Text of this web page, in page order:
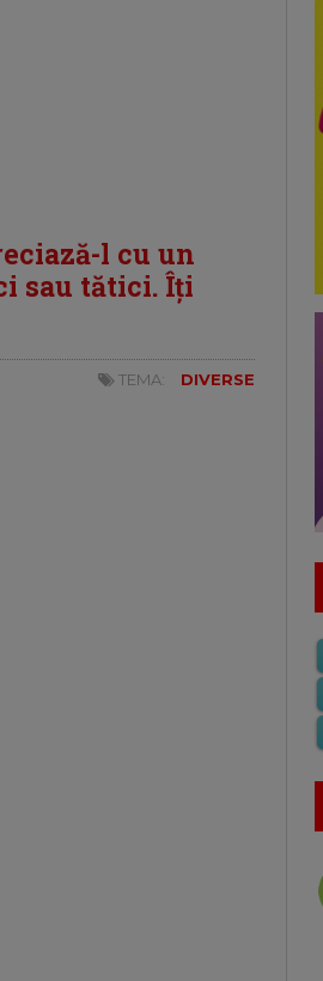
l cu un
sau tătici. Îți
TEMA: DIVERSE